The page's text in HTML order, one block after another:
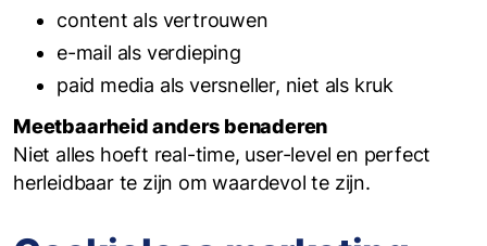
content als vertrouwen
e-mail als verdieping
paid media als versneller, niet als kruk
Meetbaarheid anders benaderen
Niet alles hoeft real-time, user-level en perfect
herleidbaar te zijn om waardevol te zijn.